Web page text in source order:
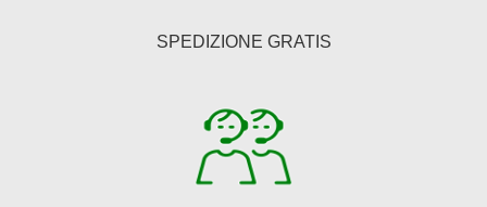
SPEDIZIONE GRATIS